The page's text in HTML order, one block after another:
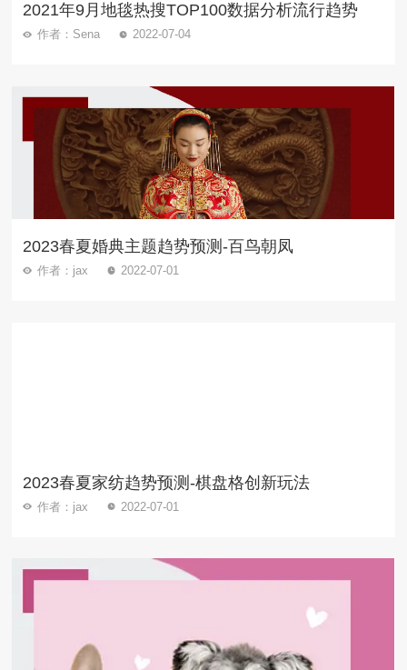
2021年9月地毯热搜TOP100数据分析流行趋势
作者：Sena 2022-07-04
2023春夏婚典主题趋势预测-百鸟朝凤
作者：jax 2022-07-01
2023春夏家纺趋势预测-棋盘格创新玩法
作者：jax 2022-07-01